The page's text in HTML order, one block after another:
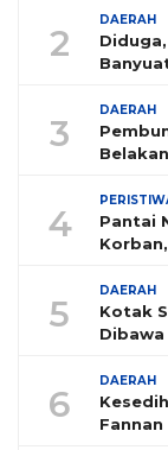
2
DAERAH
3
DAERAH
4
Pantai
5
DAERAH
Kotak
6
DAERAH
Fannan